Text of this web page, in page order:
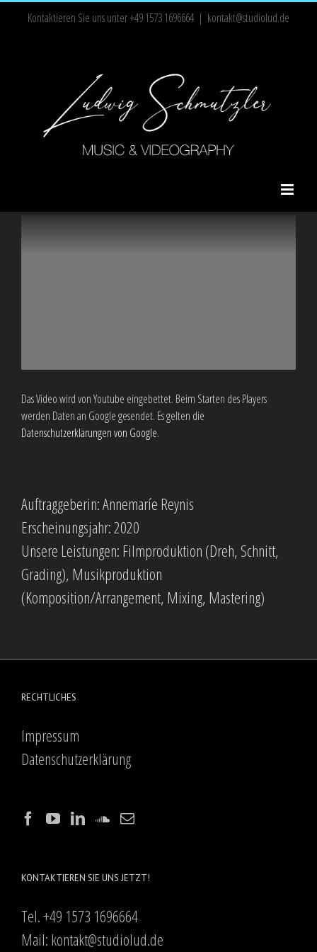
Kontaktieren Sie uns unter +49 1573 1696664 | kontakt@studiolud.de
Das Video wird von Youtube eingebettet. Beim Starten des Players
werden Daten an Google gesendet. Es gelten die
Datenschutzerklärungen von Google.
Auftraggeberin: Annemaríe Reynis
Erscheinungsjahr: 2020
Unsere Leistungen: Filmproduktion (Dreh, Schnitt,
Grading), Musikproduktion
(Komposition/Arrangement, Mixing, Mastering)
RECHTLICHES
Impressum
Datenschutzerklärung
KONTAKTIEREN SIE UNS JETZT!
Tel. +49 1573 1696664
Mail: kontakt@studiolud.de